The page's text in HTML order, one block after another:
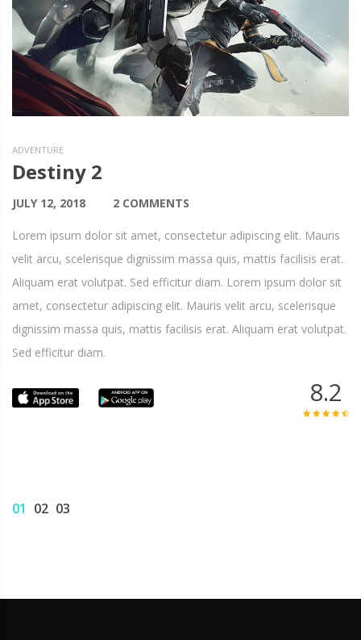
ADVENTURE
Destiny 2
JULY 12, 2018 2 COMMENTS
Lorem ipsum dolor sit amet, consectetur adipiscing elit. Mauris
velit arcu, scelerisque dignissim massa quis, mattis facilisis erat.
Aliquam erat volutpat. Sed efficitur diam. Lorem ipsum dolor sit
amet, consectetur adipiscing elit. Mauris velit arcu, scelerisque
dignissim massa quis, mattis facilisis erat. Aliquam erat volutpat.
Sed efficitur diam.
8.2
01 02 03